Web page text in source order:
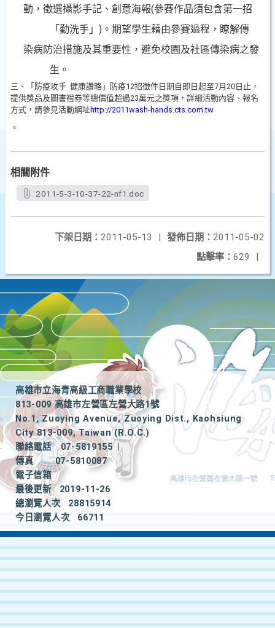
動，徵選攝影手記、創意海報(參賽作品須包含第一招
「勤洗手」 ) 。期望學生藉由參賽過程，瞭解傳
染病防治措施及其重要性，避免校園及社區傳染病之發
生。
三、「防疫攻手 健康讚略」防疫12招徵件日期自即日起至7月 20 日止，
提供獎品及圖書禮券等總價值超過23萬元之獎項，詳細活動內容、報名
方式，請參見活動網址http://2011wash-hands.cts.com.tw
。
相關附件
2011-5-3-10-37-22-nf1.doc
發佈日期： 2011-05-02
下架日期： 2011-05-13
|
點擊率： 629 |
高雄市立海青高級工商職業學校
813-009 高雄市左營區左營大路1號
No.1, Zuoying Avenue, Zuoying Dist., Kaohsiung
City 813-009, Taiwan (R.O.C.)
聯絡電話
07-5819155
|
傳真
07-5810087
電子信箱
最後更新
2019-11-26
總瀏覽人次
28815914
今日瀏覽人次
66711